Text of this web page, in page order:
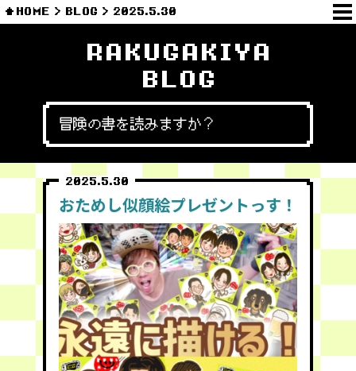
HOME BLOG 2025.5.30
RAKUGAKIYA
BLOG
冒険の書を読みますか？
2025.5.30
おためし似顔絵プレゼントっす！